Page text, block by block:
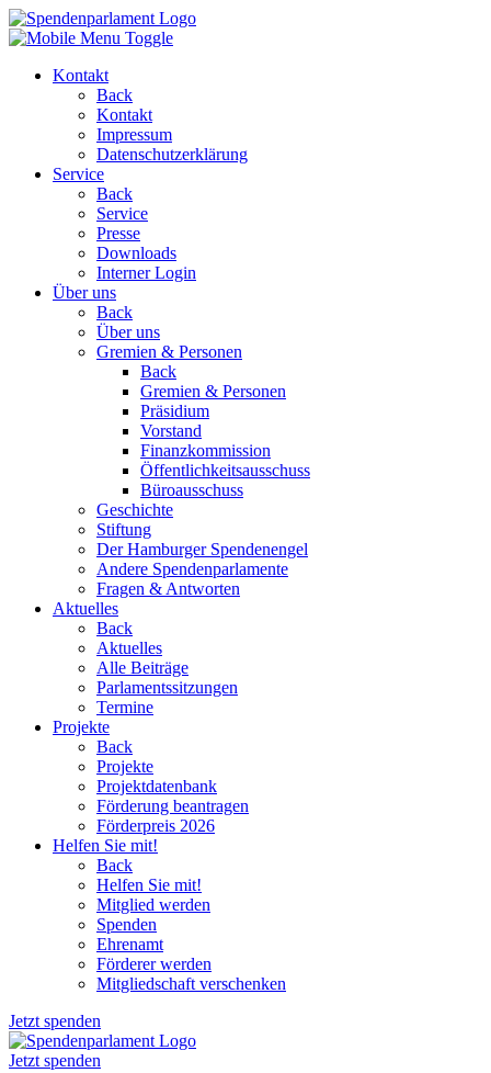
Kontakt
Back
Kontakt
Impressum
Datenschutzerklärung
Service
Back
Service
Presse
Downloads
Interner Login
Über uns
Back
Über uns
Gremien & Personen
Back
Gremien & Personen
Präsidium
Vorstand
Finanzkommission
Öffentlichkeitsausschuss
Büroausschuss
Geschichte
Stiftung
Der Hamburger Spendenengel
Andere Spendenparlamente
Fragen & Antworten
Aktuelles
Back
Aktuelles
Alle Beiträge
Parlamentssitzungen
Termine
Projekte
Back
Projekte
Projektdatenbank
Förderung beantragen
Förderpreis 2026
Helfen Sie mit!
Back
Helfen Sie mit!
Mitglied werden
Spenden
Ehrenamt
Förderer werden
Mitgliedschaft verschenken
Jetzt spenden
Jetzt spenden